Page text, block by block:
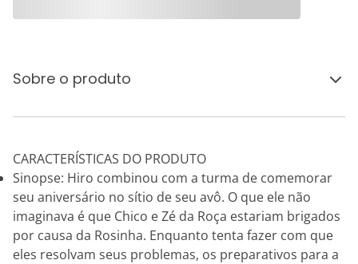
Sobre o produto
CARACTERÍSTICAS DO PRODUTO
Sinopse: Hiro combinou com a turma de comemorar
seu aniversário no sítio de seu avô. O que ele não
imaginava é que Chico e Zé da Roça estariam brigados
por causa da Rosinha. Enquanto tenta fazer com que
eles resolvam seus problemas, os preparativos para a